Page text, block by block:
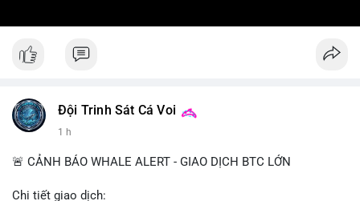
Đội Trinh Sát Cá Voi
1 h
🚨 CẢNH BÁO WHALE ALERT - GIAO DỊCH BTC LỚN
Chi tiết giao dịch: